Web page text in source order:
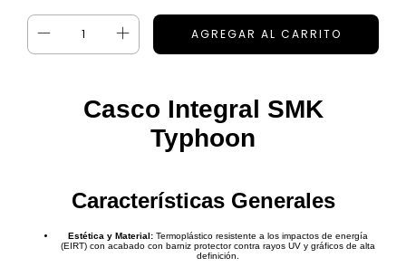
Casco Integral SMK
Typhoon
Características Generales
Estética y Material:Termoplástico resistente a los impactos de energía
(EIRT) con acabado con barniz protector contra rayos UV y gráficos de alta
definición.